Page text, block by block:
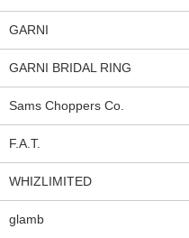
GARNI
GARNI BRIDAL RING
Sams Choppers Co.
F.A.T.
WHIZLIMITED
glamb